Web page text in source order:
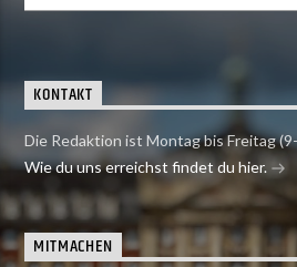
KONTAKT
Die Redaktion ist Montag bis Freitag
Wie du uns erreichst findet du hier.
MITMACHEN